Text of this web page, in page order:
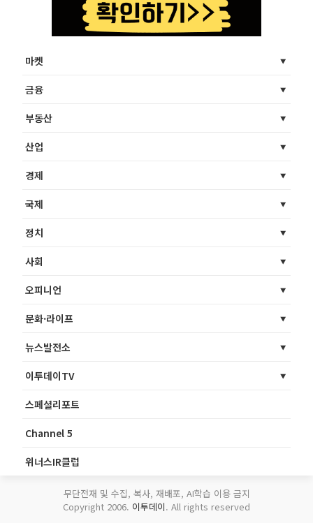
마켓
금융
부동산
산업
경제
국제
정치
사회
오피니언
문화·라이프
뉴스발전소
이투데이TV
스페셜리포트
Channel 5
위너스IR클럽
무단전재 및 수집, 복사, 재배포, AI학습 이용 금지
Copyright 2006. 이투데이. All rights reserved